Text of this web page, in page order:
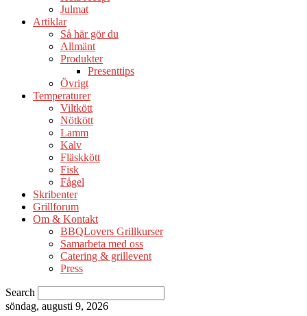
Julmat
Artiklar
Så här gör du
Allmänt
Produkter
Presenttips
Övrigt
Temperaturer
Viltkött
Nötkött
Lamm
Kalv
Fläskkött
Fisk
Fågel
Skribenter
Grillforum
Om & Kontakt
BBQLovers Grillkurser
Samarbeta med oss
Catering & grillevent
Press
Search
söndag, augusti 9, 2026